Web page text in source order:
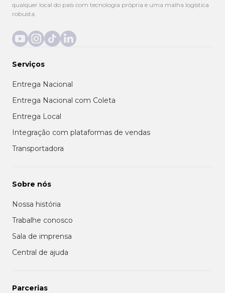
qualquer local do país com tecnologia própria e uma malha logística
robusta.
Serviços
Entrega Nacional
Entrega Nacional com Coleta
Entrega Local
Integração com plataformas de vendas
Transportadora
Sobre nós
Nossa história
Trabalhe conosco
Sala de imprensa
Central de ajuda
Parcerias